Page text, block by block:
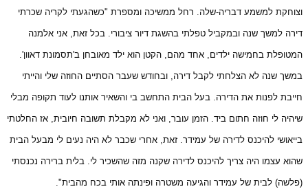
וצוחקת למשמע דבריה-שלה. רחל ממשיכה ומספרת "כשהגעתי לקריה שכרתי
דירה למשך שנה ובמקביל טפלתי בהשגת דיור ציבורי. בכל זאת, אני אלמנה
המטופלת בחמישה ילדים, אחד מהם, הקטן הוא ילד מאובחן ב'תסמונת דאוון'.
במשך שנה לא הצלחתי לקבל דירה, ובחודש שעבר הסתיים החוזה שלי והייתי
חייבת לפנות את הדירה. בעל הבית התחשב בי והשאיר אותנו לעוד תקופה מבלי
שיהיה לי חוזה חתום ביד. הזמן עובר, ואני לא מקבלת תשובה חיובית, אז החלטתי
בייאושי להיכנס לדירה של עמידר. זאת, אחרי שכבר לא היה נעים לי מבעל הבית
שהוא עצמו היה צריך להיכנס לדירה שקנה מזה שהשכיר לי. בלית ברירה נכנסתי
(פלשה) לבית של עמידר והגיעה משטרה ופינתה אותי בכח מהבית".